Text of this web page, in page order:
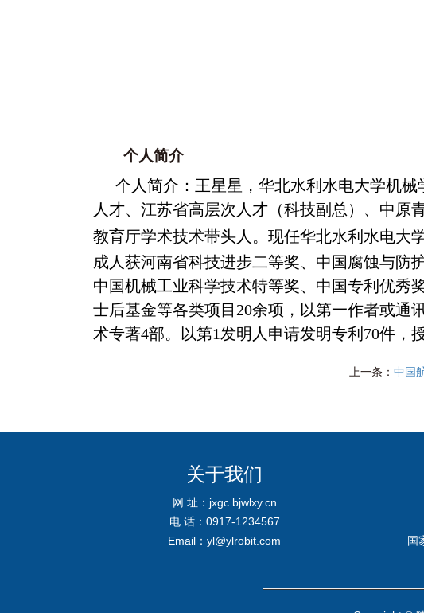
陕西
省市
个人简介
个人简介：王星星，华北水利水电大学机
人才、江苏省高层次人才（科技副总）、中原
教育厅学术技术带头人。现任华北水利水电大
成人获河南省科技进步二等奖、中国腐蚀与防
中国机械工业科学技术特等奖、中国专利优秀
士后基金等各类项目 20余项，以第一作者或通
术专著4部。以第1发明人申请发明专利70件，
上一条： 中国
关于我们
网 址：jxgc.bjwlxy.cn
电 话：0917-1234567
Email：yl@ylrobit.com
国